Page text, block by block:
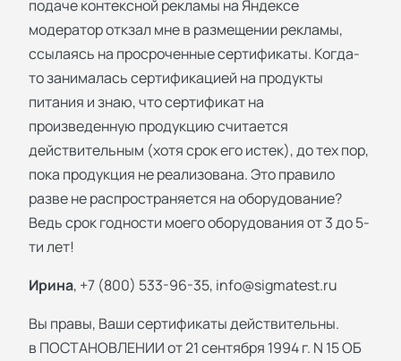
подаче контексной рекламы на Яндексе
модератор откзал мне в размещении рекламы,
ссылаясь на просроченные сертификаты. Когда-
то занималась сертификацией на продукты
питания и знаю, что сертификат на
произведенную продукцию считается
действительным (хотя срок его истек), до тех пор,
пока продукция не реализована. Это правило
разве не распространяется на оборудование?
Ведь срок годности моего оборудования от 3 до 5-
ти лет!
Ирина, +7 (800) 533-96-35, info@sigmatest.ru
Вы правы, Ваши сертификаты действительны.
в ПОСТАНОВЛЕНИИ от 21 сентября 1994 г. N 15 ОБ